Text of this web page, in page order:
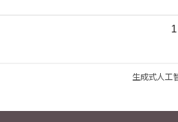
1
生成式人工